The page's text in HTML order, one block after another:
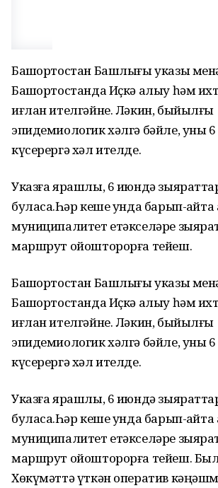
Башҡортостан Башлығы указы
Башҡортостанда Иҫкә алыу һәм
иғлан ителгәйне. Ләкин, быйылғы
эпидемиологик хәлгә бәйле, уны
күсерергә хәл ителде.
Указға ярашлы, 6 июндә
буласаҡ.Һәр кеше унда барып-
муниципалитет етәкселәре
маршрут ойошторорға тейеш.
Башҡортостан Башлығы указы
Башҡортостанда Иҫкә алыу һәм
иғлан ителгәйне. Ләкин, быйылғы
эпидемиологик хәлгә бәйле, уны
күсерергә хәл ителде.
Указға ярашлы, 6 июндә
буласаҡ.Һәр кеше унда барып-
муниципалитет етәкселәре
маршрут ойошторорға тейеш.
Хөкүмәттә үткән оператив